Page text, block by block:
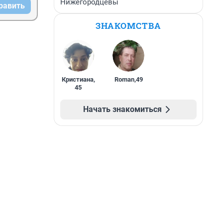
Нижегородцевы
ЗНАКОМСТВА
Кристиана,
45
Roman,49
Начать знакомиться